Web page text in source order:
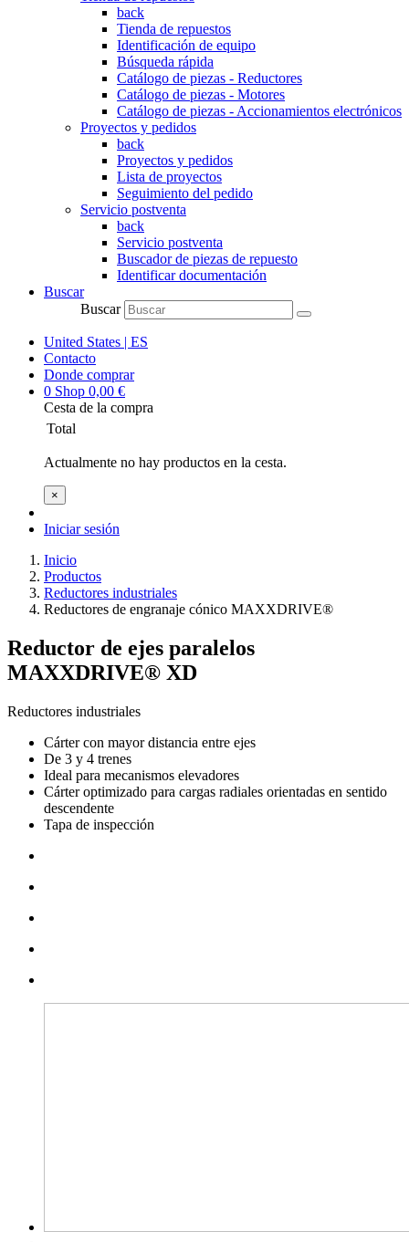
back
Tienda de repuestos
Identificación de equipo
Búsqueda rápida
Catálogo de piezas - Reductores
Catálogo de piezas - Motores
Catálogo de piezas - Accionamientos electrónicos
Proyectos y pedidos
back
Proyectos y pedidos
Lista de proyectos
Seguimiento del pedido
Servicio postventa
back
Servicio postventa
Buscador de piezas de repuesto
Identificar documentación
Buscar
Buscar
United States | ES
Contacto
Donde comprar
0 Shop 0,00 €
Cesta de la compra
Total
Actualmente no hay productos en la cesta.
×
Iniciar sesión
Inicio
Productos
Reductores industriales
Reductores de engranaje cónico MAXXDRIVE®
Reductor de ejes paralelos
MAXXDRIVE® XD
Reductores industriales
Cárter con mayor distancia entre ejes
De 3 y 4 trenes
Ideal para mecanismos elevadores
Cárter optimizado para cargas radiales orientadas en sentido
descendente
Tapa de inspección